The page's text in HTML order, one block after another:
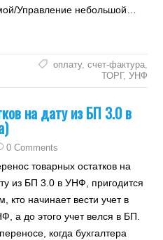
Управление небольшой…
оплату, счет-фактура,
ТОРГ, УНФ
на дату из БП 3.0 в
0 Comments
товарных остатков на
из БП 3.0 в УНФ, пригодится
кто начинает вести учет в
а до этого учет велся в БП.
когда бухгалтера